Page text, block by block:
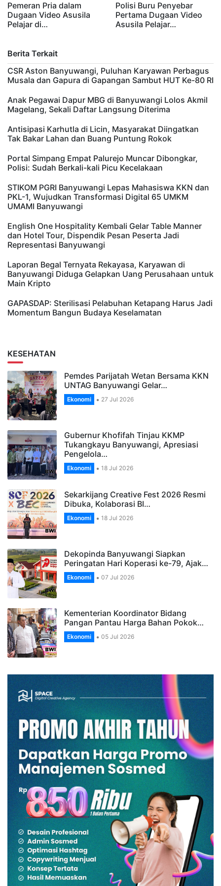
Pemeran Pria dalam
Dugaan Video Asusila
Pelajar di…
Polisi Buru Penyebar
Pertama Dugaan Video
Asusila Pelajar…
Berita Terkait
CSR Aston Banyuwangi, Puluhan Karyawan Perbagus
Musala dan Gapura di Gapangan Sambut HUT Ke-80 RI
Anak Pegawai Dapur MBG di Banyuwangi Lolos Akmil
Magelang, Sekali Daftar Langsung Diterima
Antisipasi Karhutla di Licin, Masyarakat Diingatkan
Tak Bakar Lahan dan Buang Puntung Rokok
Portal Simpang Empat Palurejo Muncar Dibongkar,
Polisi: Sudah Berkali-kali Picu Kecelakaan
STIKOM PGRI Banyuwangi Lepas Mahasiswa KKN dan
PKL-1, Wujudkan Transformasi Digital 65 UMKM
UMAMI Banyuwangi
English One Hospitality Kembali Gelar Table Manner
dan Hotel Tour, Dispendik Pesan Peserta Jadi
Representasi Banyuwangi
Laporan Begal Ternyata Rekayasa, Karyawan di
Banyuwangi Diduga Gelapkan Uang Perusahaan untuk
Main Kripto
GAPASDAP: Sterilisasi Pelabuhan Ketapang Harus Jadi
Momentum Bangun Budaya Keselamatan
KESEHATAN
Pemdes Parijatah Wetan Bersama KKN
UNTAG Banyuwangi Gelar…
Ekonomi 27 Jul 2026
Gubernur Khofifah Tinjau KKMP
Tukangkayu Banyuwangi, Apresiasi
Pengelola…
Ekonomi 18 Jul 2026
Sekarkijang Creative Fest 2026 Resmi
Dibuka, Kolaborasi BI…
Ekonomi 18 Jul 2026
Dekopinda Banyuwangi Siapkan
Peringatan Hari Koperasi ke-79, Ajak…
Ekonomi 07 Jul 2026
Kementerian Koordinator Bidang
Pangan Pantau Harga Bahan Pokok…
Ekonomi 05 Jul 2026